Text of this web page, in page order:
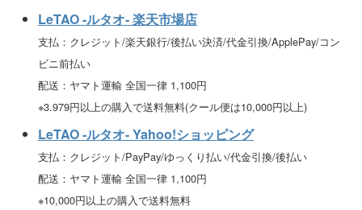
LeTAO -ルタオ- 楽天市場店
支払：クレジット/楽天銀行/後払い決済/代金引換/ApplePay/コン
ビニ前払い
配送：ヤマト運輸 全国一律 1,100円
※3.979円以上の購入で送料無料(クール便は10,000円以上)
LeTAO -ルタオ- Yahoo!ショッピング
支払：クレジット/PayPay/ゆっくり払い/代金引換/後払い
配送：ヤマト運輸 全国一律 1,100円
※10,000円以上の購入で送料無料